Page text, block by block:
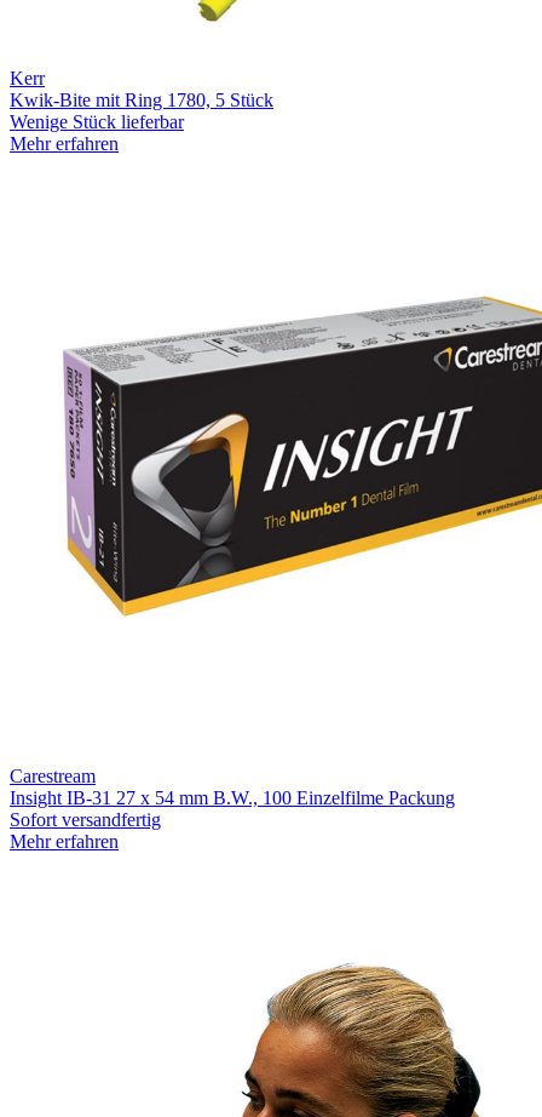
Kerr
Kwik-Bite mit Ring 1780, 5 Stück
Wenige Stück lieferbar
Mehr erfahren
Carestream
Insight IB-31 27 x 54 mm B.W., 100 Einzelfilme Packung
Sofort versandfertig
Mehr erfahren